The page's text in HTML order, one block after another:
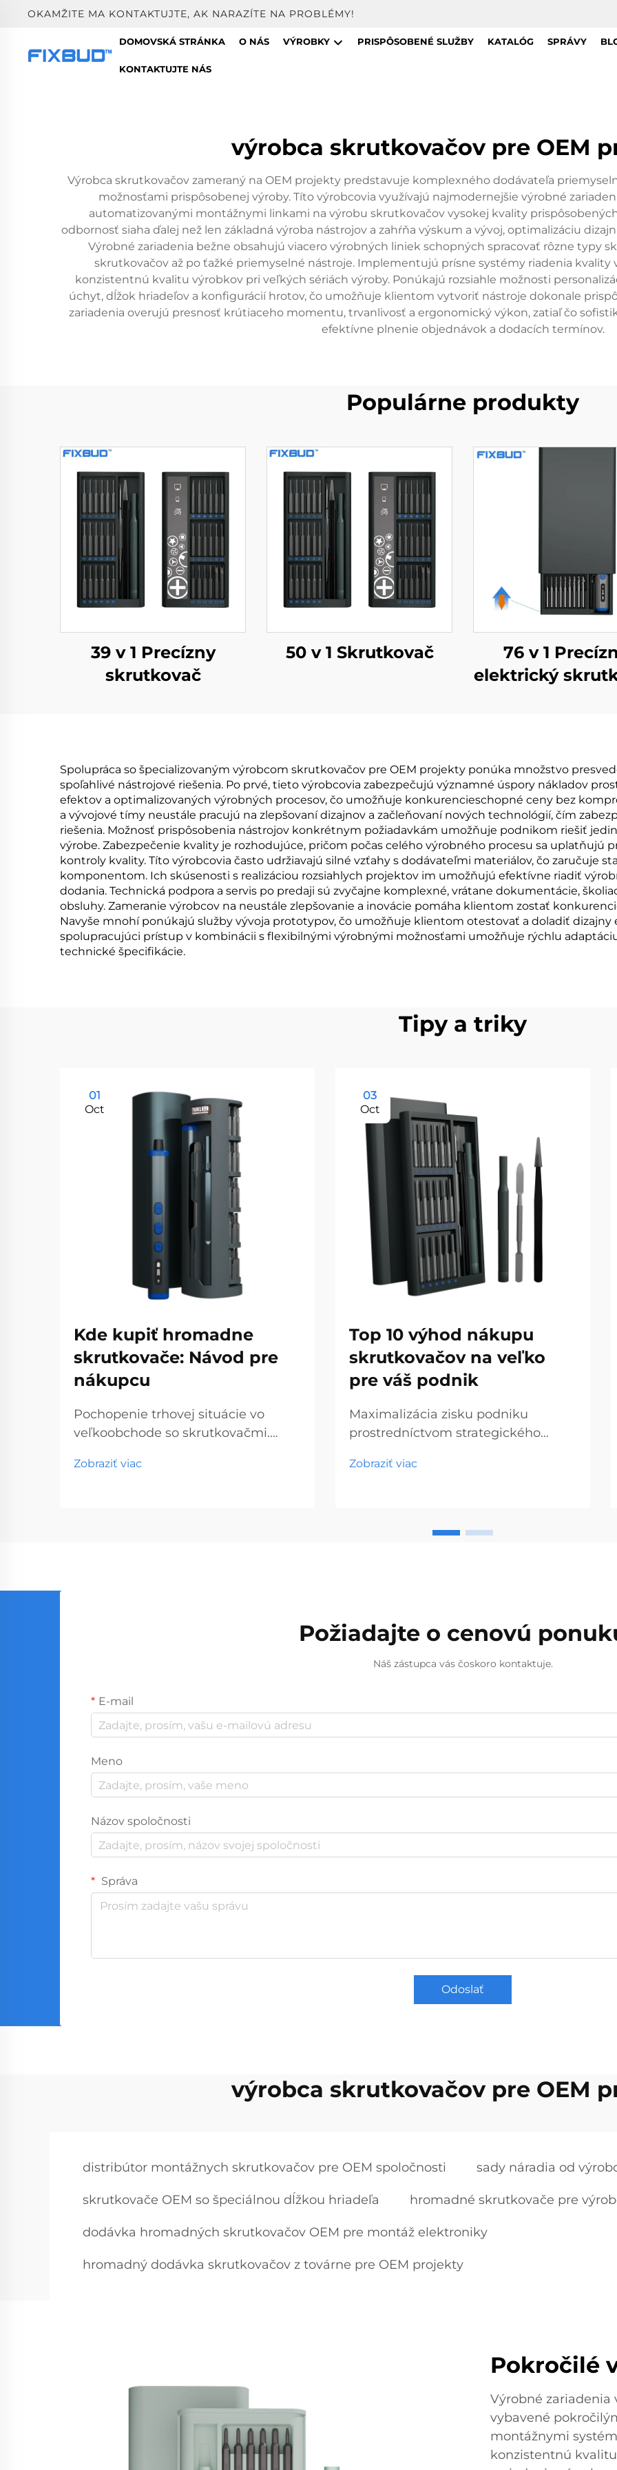
OKAMŽITE MA KONTAKTUJTE, AK NARAZÍTE NA PROBLÉMY!
DOMOVSKÁ STRÁNKA O NÁS VÝROBKY PRISPÔSOBENÉ SLUŽBY KATALÓG SPRÁVY
KONTAKTUJTE NÁS
výrobca skrutkovačov pre OEM
Výrobca skrutkovačov zameraný na OEM projekty predstavuje komplexného dodávateľa
možnosťami prispôsobenej výroby. Títo výrobcovia využívajú najmodernejšie výrobné
automatizovanými montážnymi linkami na výrobu skrutkovačov vysokej kvality
odbornosť siaha ďalej než len základná výroba nástrojov a zahŕňa výskum a vývoj, optimalizáciu
Výrobné zariadenia bežne obsahujú viacero výrobných liniek schopných spracovať rôzne typy
skrutkovačov až po ťažké priemyselné nástroje. Implementujú prísne systémy riadenia kvality
konzistentnú kvalitu výrobkov pri veľkých sériách výroby. Ponúkajú rozsiahle možnosti
úchyt, dĺžok hriadeľov a konfigurácií hrotov, čo umožňuje klientom vytvoriť nástroje dokonale
zariadenia overujú presnosť krútiaceho momentu, trvanlivosť a ergonomický výkon, zatiaľ čo
efektívne plnenie objednávok a dodacích termínov.
Populárne produkty
39 v 1 Precízny
skrutkovač
50 v 1 Skrutkovač
76 v 1
elektrický
Spolupráca so špecializovaným výrobcom skrutkovačov pre OEM projekty ponúka množstvo
spoľahlivé nástrojové riešenia. Po prvé, tieto výrobcovia zabezpečujú významné úspory nákladov
efektov a optimalizovaných výrobných procesov, čo umožňuje konkurencieschopné ceny bez
a vývojové tímy neustále pracujú na zlepšovaní dizajnov a začleňovaní nových technológií, čím
riešenia. Možnosť prispôsobenia nástrojov konkrétnym požiadavkám umožňuje podnikom riešiť
výrobe. Zabezpečenie kvality je rozhodujúce, pričom počas celého výrobného procesu sa uplatňujú
kontroly kvality. Títo výrobcovia často udržiavajú silné vzťahy s dodávateľmi materiálov, čo zaručuje
komponentom. Ich skúsenosti s realizáciou rozsiahlych projektov im umožňujú efektívne riadiť
dodania. Technická podpora a servis po predaji sú zvyčajne komplexné, vrátane dokumentácie,
obsluhy. Zameranie výrobcov na neustále zlepšovanie a inovácie pomáha klientom zostať
Navyše mnohí ponúkajú služby vývoja prototypov, čo umožňuje klientom otestovať a doladiť dizajny
spolupracujúci prístup v kombinácii s flexibilnými výrobnými možnosťami umožňuje rýchlu
technické špecifikácie.
Tipy a triky
01
Oct
Kde kupiť hromadne
skrutkovače: Návod pre
nákupcu
Pochopenie trhovej situácie vo
veľkoobchode so skrutkovačmi.
predstavuje kľúčový segment
Zobraziť viac
03
Oct
Top 10 výhod nákupu
skrutkovačov na veľko
pre váš podnik
Maximalizácia zisku podniku
prostredníctvom strategického
dnešnom konkurenčnom trhu s
Zobraziť viac
Požiadajte o cenovú
Náš zástupca vás čoskoro kontaktuje.
E-mail
Meno
Názov spoločnosti
Správa
Odoslať
výrobca skrutkovačov pre OEM
distribútor montážnych skrutkovačov pre OEM spoločnosti sady náradia od
skrutkovače OEM so špeciálnou dĺžkou hriadeľa hromadné skrutkovače pre
dodávka hromadných skrutkovačov OEM pre montáž elektroniky
hromadný dodávka skrutkovačov z továrne pre OEM projekty
Pokročilé
Výrobné zariadenia
vybavené
montážnymi
konzistentnú